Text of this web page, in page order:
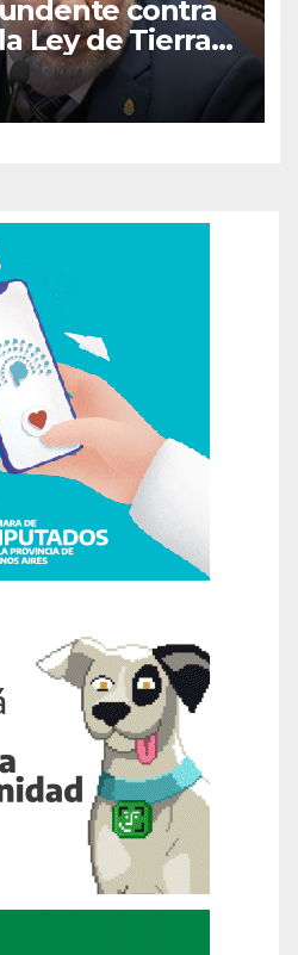
contra
Ley de Tierras:
el país»